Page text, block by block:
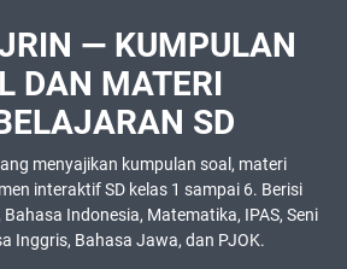
— KUMPULAN
DAN MATERI
SD
menyajikan kumpulan soal, materi
interaktif SD kelas 1 sampai 6. Berisi
Indonesia, Matematika, IPAS, Seni
Inggris, Bahasa Jawa, dan PJOK.